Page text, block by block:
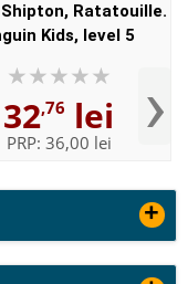
+
Ratatouille.
Kids, level 5
32,76 lei
PRP: 36,00 lei ›